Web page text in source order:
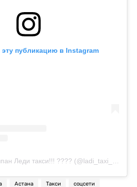
публикацию в Instagram
Астана Такси соцсети